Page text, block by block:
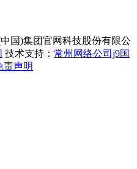
国)集团官网科技股份有限公
技术支持： 常州网络公司j9国
责声明